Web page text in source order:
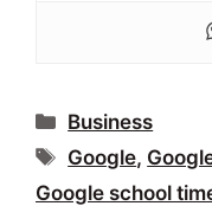
Categories
Business
Tags
Google,
Google school